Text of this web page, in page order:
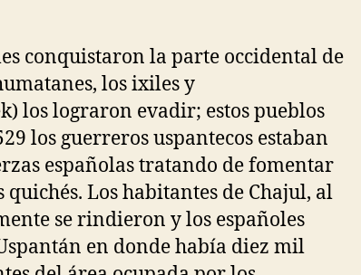
conquistaron la parte occidental de
los ixiles y
los lograron evadir; estos pueblos
los guerreros uspantecos estaban
españolas tratando de fomentar
Los habitantes de Chajul, al
se rindieron y los españoles
en donde había diez mil